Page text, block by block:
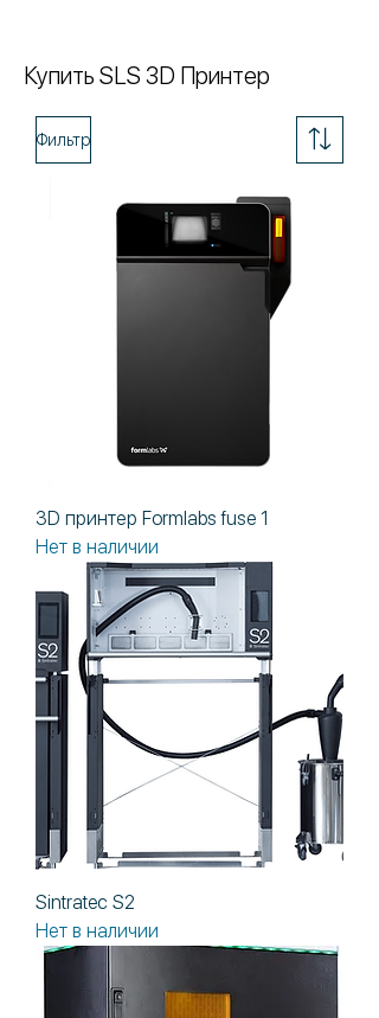
Купить SLS 3D Принтер
Фильтр
3D принтер Formlabs fuse 1
Нет в наличии
Sintratec S2
Нет в наличии